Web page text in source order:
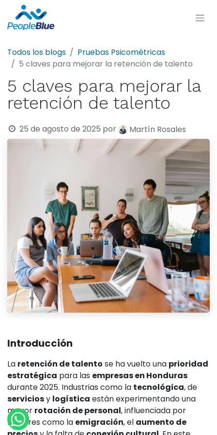
Todos los blogs
Pruebas Psicométricas
5 claves para mejorar la retención de talento
5 claves para mejorar la
retención de talento
25 de agosto de 2025 por Martín Rosales
Introducción
La retención de talento se ha vuelto una prioridad
estratégica para las empresas en Honduras
durante 2025. Industrias como la tecnológica, de
serviciosy logística están experimentando una
mayor rotación de personal, influenciada por
factores como la emigración, el aumento de